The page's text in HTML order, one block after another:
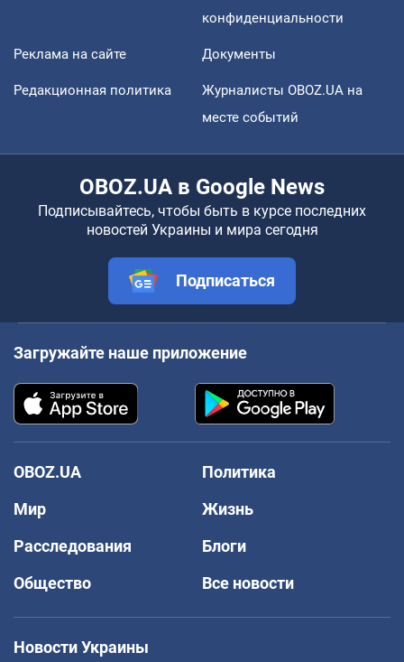
конфиденциальности
Реклама на сайте Документы
Редакционная политика
Журналисты OBOZ.UA на
месте событий
OBOZ.UA в Google News
Подписывайтесь, чтобы быть в курсе последних
новостей Украины и мира сегодня
Подписаться
Загружайте наше приложение
OBOZ.UA
Политика
Мир
Жизнь
Расследования
Блоги
Общество
Все новости
Новости Украины